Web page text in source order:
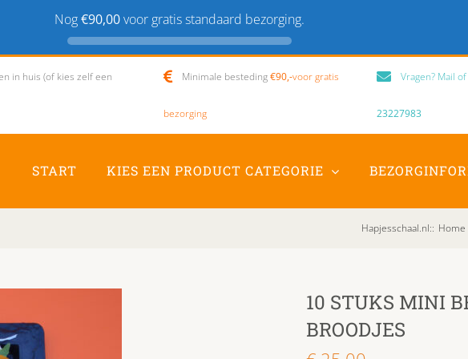
Nog€90,00voor gratis standaard bezorging.
in huis (of kies zelf een Minimale besteding€90,-voor gratis
bezorging
Vragen? Mail
23227983
START KIES EEN PRODUCT CATEGORIE
Hapjesschaal.nl:: Home
10 STUKS MINI
BROODJES